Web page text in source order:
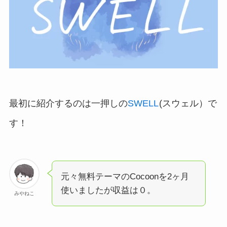
最初に紹介するのは一押しのSWELL(スウェル）で
す！
みやねこ
元々無料テーマのCocoonを2ヶ月
使いましたが収益は０。